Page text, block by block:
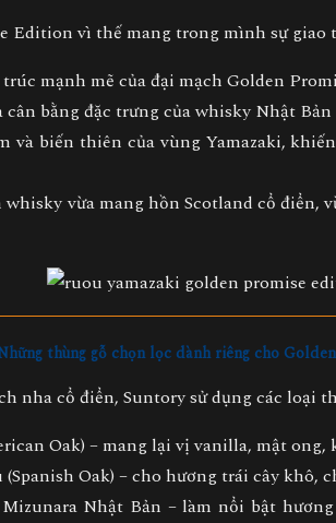
Edition vì thế mang trong mình sự giao
mạnh mẽ của đại mạch Golden
cân bằng đặc trưng của whisky Nhật Bản
và biến thiên của vùng Yamazaki,
vừa mang hồn Scotland cổ điển,
thùng gỗ chọn lọc dành riêng cho
nha cổ điển, Suntory sử dụng các loại
Oak) – mang lại vị vanilla, mật ong,
(Spanish Oak) – cho hương trái cây khô,
Nhật Bản – làm nổi bật